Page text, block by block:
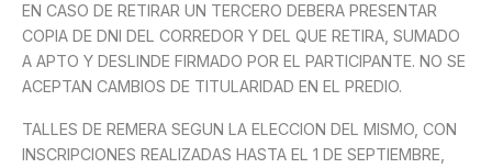
EN CASO DE RETIRAR UN TERCERO DEBERA PRESENTAR
COPIA DE DNI DEL CORREDOR Y DEL QUE RETIRA, SUMADO
A APTO Y DESLINDE FIRMADO POR EL PARTICIPANTE. NO SE
ACEPTAN CAMBIOS DE TITULARIDAD EN EL PREDIO.
TALLES DE REMERA SEGUN LA ELECCION DEL MISMO, CON
INSCRIPCIONES REALIZADAS HASTA EL 1 DE SEPTIEMBRE,